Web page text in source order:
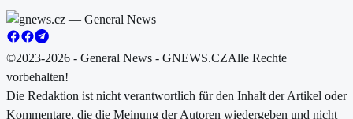
©2023-2026 - General News - GNEWS.CZAlle Rechte
vorbehalten!
Die Redaktion ist nicht verantwortlich für den Inhalt der Artikel oder
Kommentare, die die Meinung der Autoren wiedergeben und nicht